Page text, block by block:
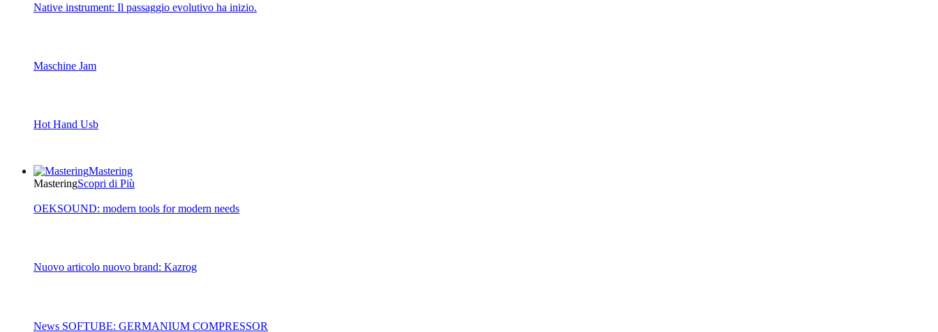
Native instrument: Il passaggio evolutivo ha inizio.
Maschine Jam
Hot Hand Usb
Mastering
MasteringScopri di Più
OEKSOUND: modern tools for modern needs
Nuovo articolo nuovo brand: Kazrog
News SOFTUBE: GERMANIUM COMPRESSOR